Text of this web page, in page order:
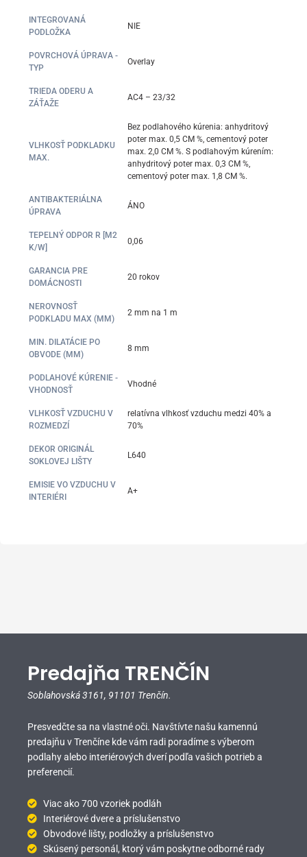
INTEGROVANÁ
PODLOŽKA
NIE
POVRCHOVÁ ÚPRAVA -
TYP
Overlay
TRIEDA ODERU A
ZÁŤAŽE
AC4 – 23/32
VLHKOSŤ PODKLADKU
MAX.
Bez podlahového kúrenia: anhydritový
poter max. 0,5 CM %, cementový poter
max. 2,0 CM %. S podlahovým kúrením:
anhydritový poter max. 0,3 CM %,
cementový poter max. 1,8 CM %.
ANTIBAKTERIÁLNA
ÚPRAVA
ÁNO
TEPELNÝ ODPOR R [M2
K/W]
0,06
GARANCIA PRE
DOMÁCNOSTI
20 rokov
NEROVNOSŤ
PODKLADU MAX (MM)
2 mm na 1 m
MIN. DILATÁCIE PO
OBVODE (MM)
8 mm
PODLAHOVÉ KÚRENIE -
VHODNOSŤ
Vhodné
VLHKOSŤ VZDUCHU V
ROZMEDZÍ
relatívna vlhkosť vzduchu medzi 40% a
70%
DEKOR ORIGINÁL
SOKLOVEJ LIŠTY
L640
EMISIE VO VZDUCHU V
INTERIÉRI
A+
Predajňa TRENČÍN
Soblahovská 3161, 91101 Trenčín.
Presvedčte sa na vlastné oči. Navštívte našu kamennú
predajňu v Trenčíne kde vám radi poradíme s výberom
podlahy alebo interiérových dverí podľa vašich potrieb a
preferencií.
Viac ako 700 vzoriek podláh
Interiérové dvere a príslušenstvo
Obvodové lišty, podložky a príslušenstvo
Skúsený personál, ktorý vám poskytne odborné rady